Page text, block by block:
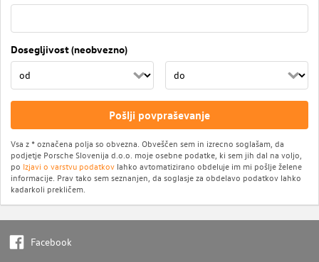
Dosegljivost (neobvezno)
Pošlji povpraševanje
Vsa z * označena polja so obvezna. Obveščen sem in izrecno soglašam, da
podjetje Porsche Slovenija d.o.o. moje osebne podatke, ki sem jih dal na voljo,
po Izjavi o varstvu podatkov lahko avtomatizirano obdeluje im mi pošlje želene
informacije. Prav tako sem seznanjen, da soglasje za obdelavo podatkov lahko
kadarkoli prekličem.
Facebook